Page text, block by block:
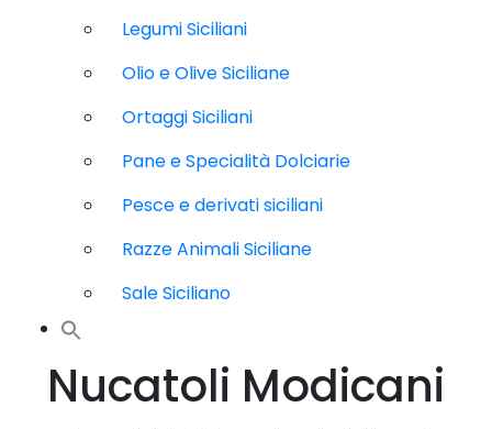
Legumi Siciliani
Olio e Olive Siciliane
Ortaggi Siciliani
Pane e Specialità Dolciarie
Pesce e derivati siciliani
Razze Animali Siciliane
Sale Siciliano
Nucatoli Modicani